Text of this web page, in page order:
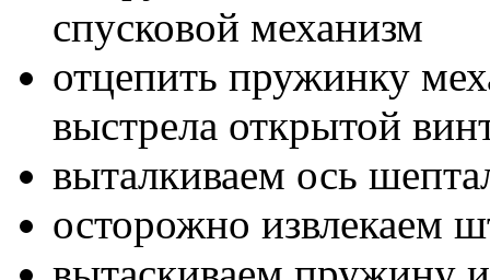
спусковой механизм
отцепить пружинку
выстрела открытой
выталкиваем ось
осторожно извлекаем